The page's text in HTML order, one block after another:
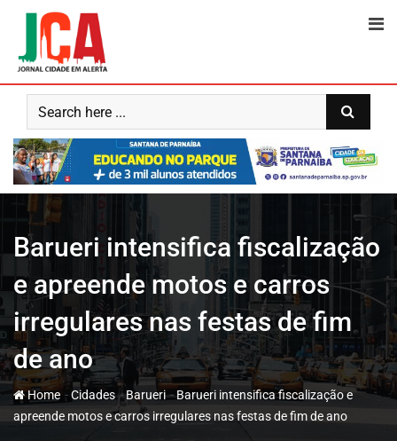
content
Barueri intensifica fiscalização
e apreende motos e carros
irregulares nas festas de fim
de ano
Home -Cidades-Barueri-Barueri intensifica fiscalização e
apreende motos e carros irregulares nas festas de fim de ano